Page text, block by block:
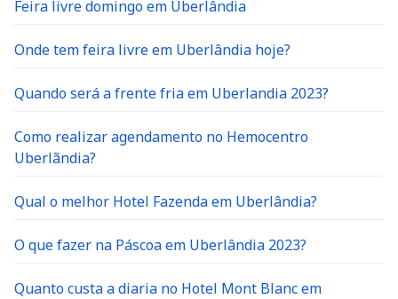
Feira livre domingo em Uberlândia
Onde tem feira livre em Uberlândia hoje?
Quando será a frente fria em Uberlandia 2023?
Como realizar agendamento no Hemocentro
Uberlãndia?
Qual o melhor Hotel Fazenda em Uberlândia?
O que fazer na Páscoa em Uberlândia 2023?
Quanto custa a diaria no Hotel Mont Blanc em